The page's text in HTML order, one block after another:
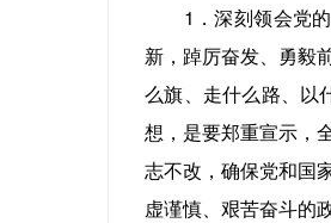
1．深刻领会党的
新，踔厉奋发、勇毅
么旗、走什么路、以
想，是要郑重宣示，
志不改，确保党和国
虚谨慎、艰苦奋斗的